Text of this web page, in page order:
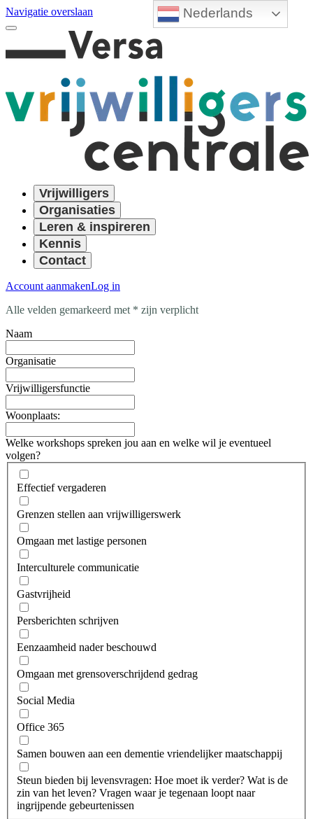
Nederlands
Navigatie overslaan
Vrijwilligers
Organisaties
Leren & inspireren
Kennis
Contact
Account aanmakenLog in
Alle velden gemarkeerd met * zijn verplicht
Naam
Organisatie
Vrijwilligersfunctie
Woonplaats:
Welke workshops spreken jou aan en welke wil je eventueel
volgen?
Effectief vergaderen
Grenzen stellen aan vrijwilligerswerk
Omgaan met lastige personen
Interculturele communicatie
Gastvrijheid
Persberichten schrijven
Eenzaamheid nader beschouwd
Omgaan met grensoverschrijdend gedrag
Social Media
Office 365
Samen bouwen aan een dementie vriendelijker maatschappij
Steun bieden bij levensvragen: Hoe moet ik verder? Wat is de
zin van het leven? Vragen waar je tegenaan loopt naar
ingrijpende gebeurtenissen